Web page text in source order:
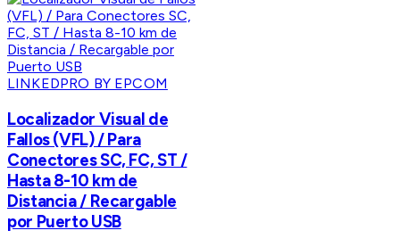
LINKEDPRO BY EPCOM
Localizador Visual de
Fallos (VFL) / Para
Conectores SC, FC, ST /
Hasta 8-10 km de
Distancia / Recargable
por Puerto USB